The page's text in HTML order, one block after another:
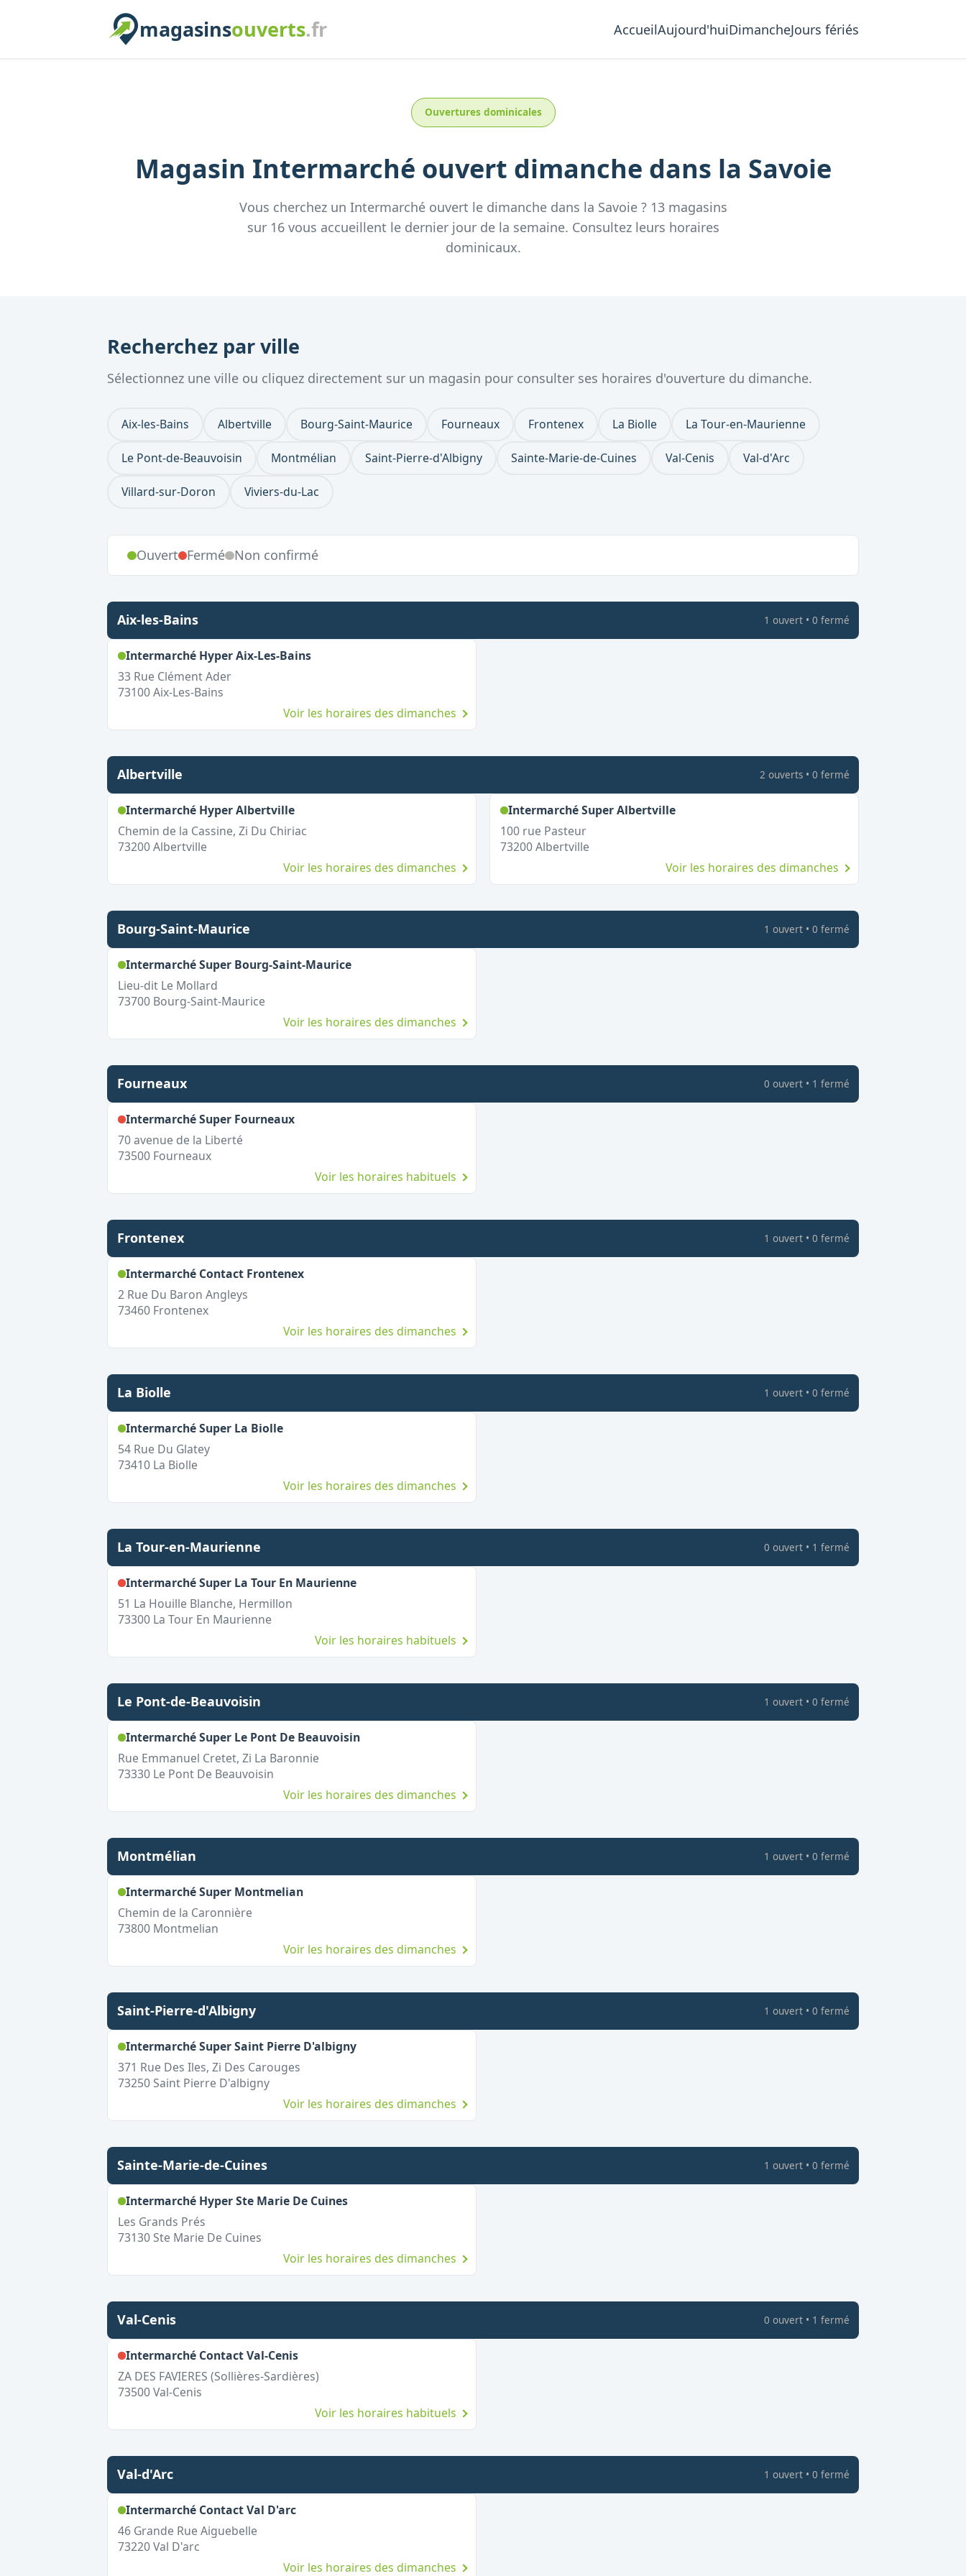
magasinsouverts.fr AccueilAujourd'huiDimancheJours fériés
Ouvertures dominicales
Magasin Intermarché ouvert dimanche dans la Savoie
Vous cherchez un Intermarchéouvert le dimanche dans la Savoie? 13 magasins
sur 16 vous accueillent le dernier jour de la semaine. Consultez leurs horaires
dominicaux.
Recherchez par ville
Sélectionnez une ville ou cliquez directement sur un magasin pour consulter ses horaires d'ouverture du dimanche.
Aix-les-Bains Albertville Bourg-Saint-Maurice Fourneaux Frontenex La Biolle La Tour-en-Maurienne
Le Pont-de-Beauvoisin Montmélian Saint-Pierre-d'Albigny Sainte-Marie-de-Cuines Val-Cenis Val-d'Arc
Villard-sur-Doron Viviers-du-Lac
Ouvert Fermé Non confirmé
Aix-les-Bains 1 ouvert• 0 fermé
Intermarché Hyper Aix-Les-Bains,
33 Rue Clément Ader
73100 Aix-Les-Bains
Voir les horaires des dimanches
Albertville 2 ouverts• 0 fermé
Intermarché Hyper Albertville,
Chemin de la Cassine, Zi Du Chiriac
73200 Albertville
Voir les horaires des dimanches
Intermarché Super Albertville,
100 rue Pasteur
73200 Albertville
Voir les horaires des dimanches
Bourg-Saint-Maurice 1 ouvert• 0 fermé
Intermarché Super Bourg-Saint-Maurice,
Lieu-dit Le Mollard
73700 Bourg-Saint-Maurice
Voir les horaires des dimanches
Fourneaux 0 ouvert• 1 fermé
Intermarché Super Fourneaux,
70 avenue de la Liberté
73500 Fourneaux
Voir les horaires habituels
Frontenex 1 ouvert• 0 fermé
Intermarché Contact Frontenex,
2 Rue Du Baron Angleys
73460 Frontenex
Voir les horaires des dimanches
La Biolle 1 ouvert• 0 fermé
Intermarché Super La Biolle,
54 Rue Du Glatey
73410 La Biolle
Voir les horaires des dimanches
La Tour-en-Maurienne 0 ouvert• 1 fermé
Intermarché Super La Tour En Maurienne,
51 La Houille Blanche, Hermillon
73300 La Tour En Maurienne
Voir les horaires habituels
Le Pont-de-Beauvoisin 1 ouvert• 0 fermé
Intermarché Super Le Pont De Beauvoisin,
Rue Emmanuel Cretet, Zi La Baronnie
73330 Le Pont De Beauvoisin
Voir les horaires des dimanches
Montmélian 1 ouvert• 0 fermé
Intermarché Super Montmelian,
Chemin de la Caronnière
73800 Montmelian
Voir les horaires des dimanches
Saint-Pierre-d'Albigny 1 ouvert• 0 fermé
Intermarché Super Saint Pierre D'albigny,
371 Rue Des Iles, Zi Des Carouges
73250 Saint Pierre D'albigny
Voir les horaires des dimanches
Sainte-Marie-de-Cuines 1 ouvert• 0 fermé
Intermarché Hyper Ste Marie De Cuines,
Les Grands Prés
73130 Ste Marie De Cuines
Voir les horaires des dimanches
Val-Cenis 0 ouvert• 1 fermé
Intermarché Contact Val-Cenis,
ZA DES FAVIERES (Sollières-Sardières)
73500 Val-Cenis
Voir les horaires habituels
Val-d'Arc 1 ouvert• 0 fermé
Intermarché Contact Val D'arc,
46 Grande Rue Aiguebelle
73220 Val D'arc
Voir les horaires des dimanches